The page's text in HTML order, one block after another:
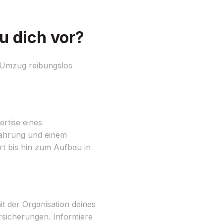
dich vor?
reibungslos
eines
und einem
bis hin zum Aufbau in
der Organisation deines
Informiere